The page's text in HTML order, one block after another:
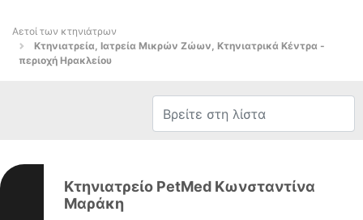
Αετοί των κτηνιάτρων
Κτηνιατρεία, Ιατρεία Μικρών Ζώων, Κτηνιατρικά Κέντρα -
περιοχή Ηρακλείου
Κτηνιατρείο PetMed Κωνσταντίνα
Μαράκη